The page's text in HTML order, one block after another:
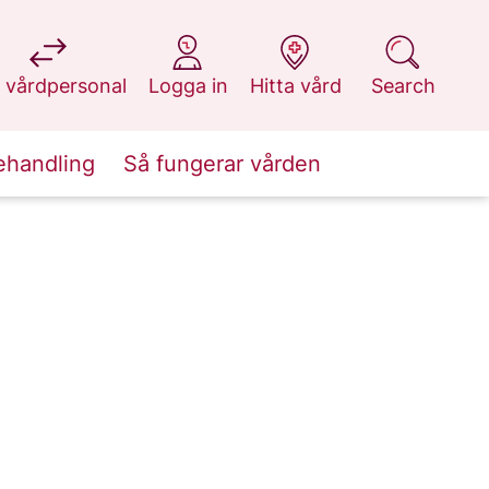
vårdpersonal
at 1177.se
Logga in
at 1177.se
Hitta vård
at 1177.se
Search
at 1177.se
Så fungerar vården